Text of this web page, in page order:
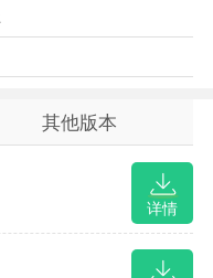
其他版本
详情